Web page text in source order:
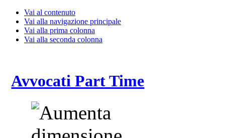
Vai al contenuto
Vai alla navigazione principale
Vai alla prima colonna
Vai alla seconda colonna
Avvocati Part Time